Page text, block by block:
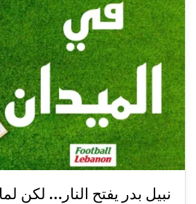
نبيل بدر يفتح النار… لكن